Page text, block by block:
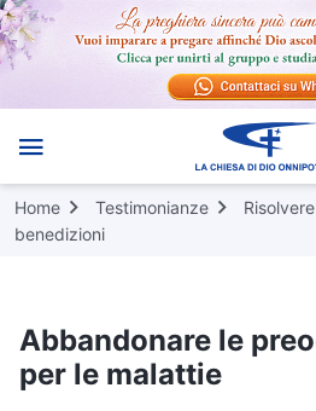
Home Testimonianze
benedizioni
Abbandonare le
per le malattie